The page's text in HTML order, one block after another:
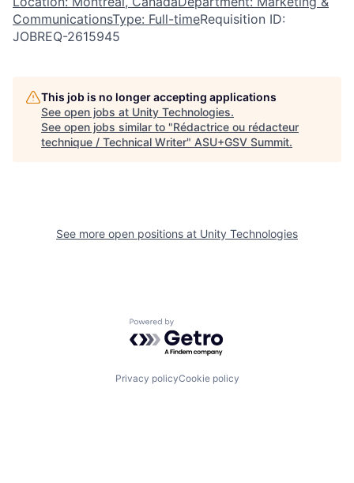
CommunicationsType: Full-timeRequisition ID:
JOBREQ-2615945
This job is no longer accepting applications
See open jobs at Unity Technologies.
See open jobs similar to "Rédactrice ou rédacteur
technique / Technical Writer" ASU+GSV Summit.
See more open positions at Unity Technologies
Powered by Getro.com
Privacy policyCookie policy